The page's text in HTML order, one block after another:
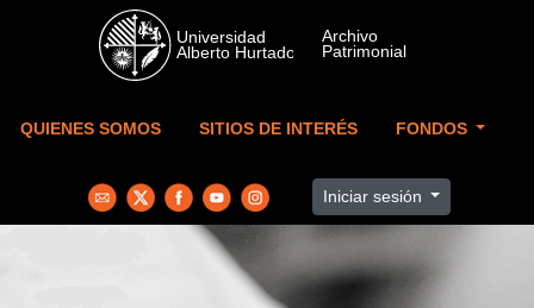
Skip to main content
QUIENES SOMOS SITIOS DE INTERÉS FONDOS
Iniciar sesión